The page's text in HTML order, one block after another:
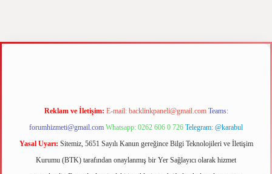
m elexbet
Reklam ve İletişim: E-mail: backlinkpaneli@gmail.com Teams:
forumhizmeti@gmail.com Whatsapp: 0262 606 0 726 Telegram: @karabul
Yasal Uyarı: Sitemiz, 5651 Sayılı Kanun gereğince Bilgi Teknolojileri ve İletişim
Kurumu (BTK) tarafından onaylanmış bir Yer Sağlayıcı olarak hizmet